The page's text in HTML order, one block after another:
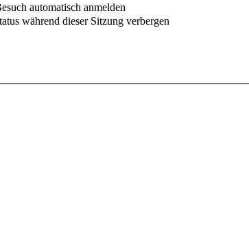
automatisch anmelden
während dieser Sitzung verbergen